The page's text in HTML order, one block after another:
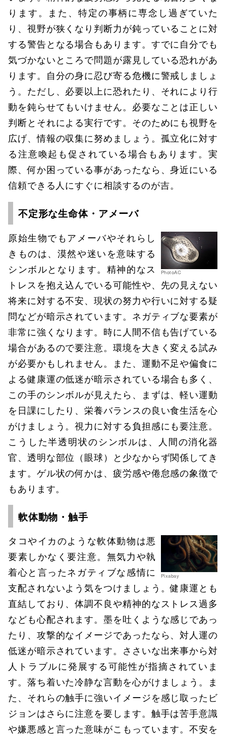
ります。また、特定の事柄に専念し過ぎていた
り、視野が狭くなり判断力が鈍っていることに対
する警告となる場合もあります。すでに自分でも
気づかないところで問題が露見している恐れがあ
ります。自分の身に忍び寄る危機に警戒しましょ
う。ただし、必要以上に恐れたり、それにより行
動を鈍らせてもいけません。必要なことは正しい
判断とそれによる実行です。そのためにも視野を
広げ、情報の収集に努めましょう。孤立化に対す
る注意喚起も促されている場合もあります。実
際、何か困っている事があったなら、身近にいる
信頼できる人にすぐに相談するのが吉。
不定形な生命体・アメーバ
PhotoAC
原始生物でもアメーバやそれらし
きものは、漠然や迷いを意味する
シンボルとなります。精神的なス
トレスを抱え込んでいる可能性や、先の見えない
将来に対する不安、現状の努力や行いに対する疑
問などが暗示されています。ネガティブな要素が
非常に強くなります。時に人間不信も告げている
場合があるので要注意。環境を大きく変える試み
が必要かもしれません。また、運動不足や偏食に
よる健康運の低迷が暗示されている場合も多く、
この手のシンボルが見えたら、まずは、軽い運動
を日課にしたり、栄養バランスの良い食生活を心
がけましょう。視力に対する負担感にも要注意。
こうした半透明状のシンボルは、人間の消化器
官、透明な部位（眼球）と少なからず関係してき
ます。ゲル状の何かは、疲労感や倦怠感の象徴で
もあります。
軟体動物・触手
Pixabay
タコやイカのような軟体動物は悪
要素しかなく要注意。無気力や執
着心と言ったネガティブな感情に
支配されないよう気をつけましょう。健康運とも
直結しており、体調不良や精神的なストレス過多
なども心配されます。墨を吐くような感じであっ
たり、攻撃的なイメージであったなら、対人運の
低迷が暗示されています。ささいな出来事から対
人トラブルに発展する可能性が指摘されていま
す。落ち着いた冷静な言動を心がけましょう。ま
た、それらの触手に強いイメージを感じ取ったビ
ジョンはさらに注意を要します。触手は苦手意識
や嫌悪感と言った意味がこもっています。不安を